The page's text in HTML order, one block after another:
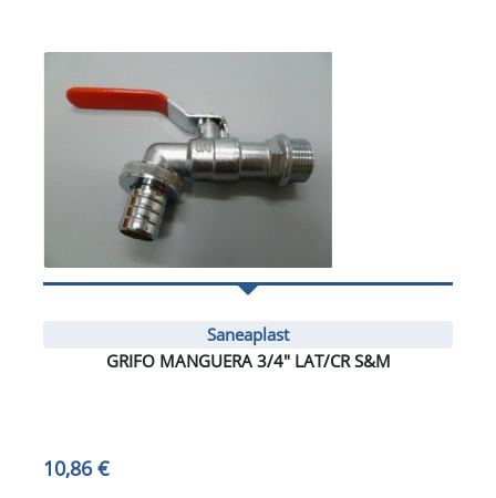
Saneaplast
GRIFO MANGUERA 3/4" LAT/CR S&M
10,86 €